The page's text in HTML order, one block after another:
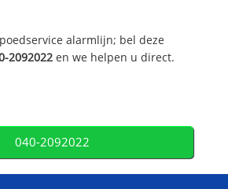
alarmlijn; bel deze
2092022 en we helpen u direct.
040-2092022